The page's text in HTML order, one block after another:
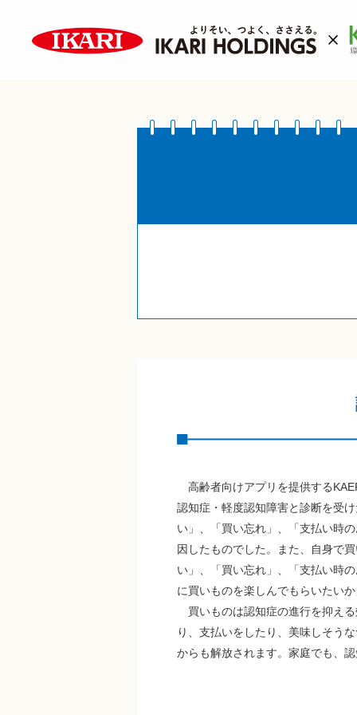
高齢者向けアプリを提供する
認知症・軽度認知障害と診断を受
い」、「買い忘れ」、「支払い時
因したものでした。また、自身で
い」、「買い忘れ」、「支払い時
に買いものを楽しんでもらいたい
買いものは認知症の進行を抑え
り、支払いをしたり、美味しそう
からも解放されます。家庭でも、